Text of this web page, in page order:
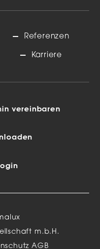
Referenzen
Karriere
vereinbaren
m.b.H.
AGB